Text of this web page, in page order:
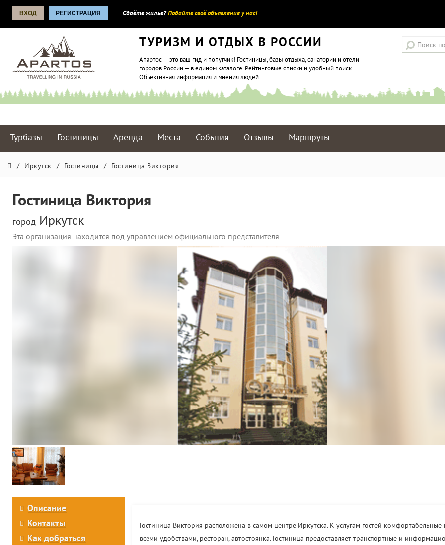
ВХОД РЕГИСТРАЦИЯ Сдаёте жилье?Подайте своё объявление у нас!
ТУРИЗМ И ОТДЫХ В РОССИИ
Апартос — это ваш гид и попутчик! Гостиницы, базы отдыха, санатории и отели
городов России — в едином каталоге. Рейтинговые списки и удобный поиск.
Объективная информация и мнения людей
Турбазы Гостиницы Аренда Места События Отзывы Маршруты
/ Иркутск / Гостиницы / Гостиница Виктория
Гостиница Виктория
город Иркутск
Эта организация находится под управлением официального представителя
Описание
Контакты
Как добраться
Гостиница Виктория расположена в самом центре Иркутска. К услугам гостей комфортабельные
всеми удобствами, ресторан, автостоянка. Гостиница предоставляет транспортные и